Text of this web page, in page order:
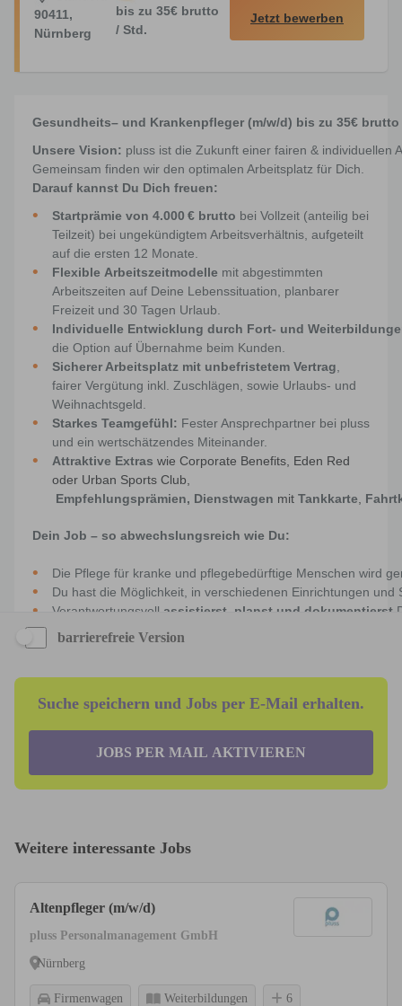
barrierefreie Version
Suche speichern und Jobs per E-Mail erhalten.
JOBS PER MAIL AKTIVIEREN
Weitere interessante Jobs
Altenpfleger (m/w/d)
pluss Personalmanagement GmbH
Nürnberg
Firmenwagen Weiterbildungen 6